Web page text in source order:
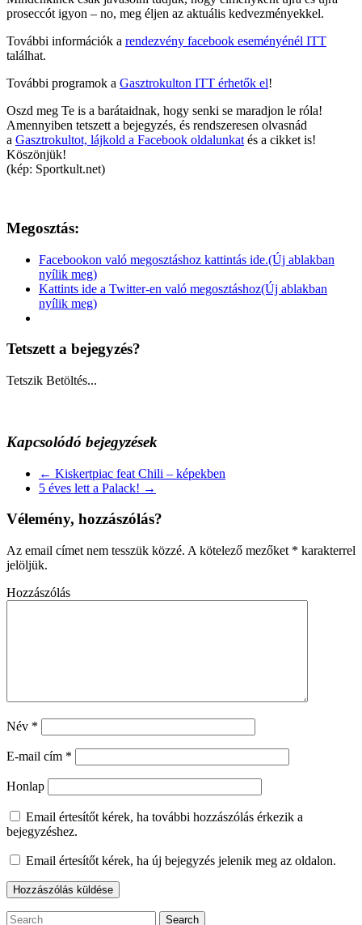
proseccót igyon – no, meg éljen az aktuális kedvezményekkel.
További információk a rendezvény facebook eseményénél ITT
találhat.
További programok a Gasztrokulton ITT érhetők el!
Oszd meg Te is a barátaidnak, hogy senki se maradjon le róla!
Amennyiben tetszett a bejegyzés, és rendszeresen olvasnád
a Gasztrokultot, lájkold a Facebook oldalunkat és a cikket is!
Köszönjük!
(kép: Sportkult.net)
Megosztás:
Facebookon való megosztáshoz kattintás ide.(Új ablakban
nyílik meg)
Kattints ide a Twitter-en való megosztáshoz(Új ablakban
nyílik meg)
Tetszett a bejegyzés?
Tetszik Betöltés...
Kapcsolódó bejegyzések
← Kiskertpiac feat Chili – képekben
5 éves lett a Palack! →
Vélemény, hozzászólás?
Az email címet nem tesszük közzé. A kötelező mezőket * karakterrel
jelöljük.
Hozzászólás
Név *
E-mail cím *
Honlap
Email értesítőt kérek, ha további hozzászólás érkezik a
bejegyzéshez.
Email értesítőt kérek, ha új bejegyzés jelenik meg az oldalon.